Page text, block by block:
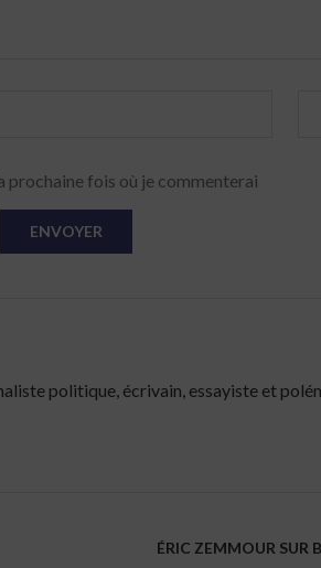
prochaine fois où je commenterai
politique, écrivain, essayiste et
ÉRIC ZEMMOUR SUR